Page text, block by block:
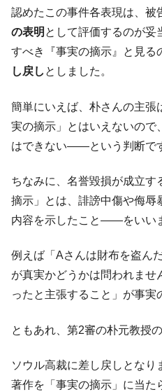
認めたこの事件各表現は、被
の表明 として評価するのが妥
すべき『事実の摘示』と見る
し戻し としました。
簡単にいえば、朴さんの主張
実の摘示」とはいえないので
はできない――という判断で
ちなみに、名誉毀損が成立
摘示」とは、誹謗中傷や侮辱
内容を示したこと――をいい
例えば「Aさんは財布を盗ん
が真実かどうかは問われませ
ったと主張すること」が事実
ともあれ、第2審の朴元教授
ソウル高裁に差し戻しとな
著作を「事実の摘示」に当た